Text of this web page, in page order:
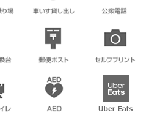
ケネス
03-5947-6531
http://www.abc-mart.net
03-4363-3456
03-3978-7505
https://www.doutor.co.jp/
オズ大泉店
03-3978-0564
https://encoton.co.jp